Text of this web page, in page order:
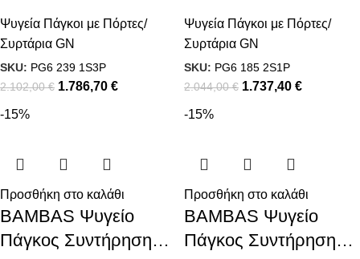
Συρταριέρα και 3
Πόρτες GN πλάτος
60εκ
Ψυγεία Πάγκοι με Πόρτες/
Συρτάρια GN
SKU: PG6 239 1S3P
2.102,00€ 1.786,70 €
Συρταριέρες και 1
Πόρτα GN πλάτος
60εκ
Ψυγεία Πάγκοι με Πόρτες/
Συρτάρια GN
SKU: PG6 185 2S1P
2.044,00€ 1.737,40 €
-15%
Προσθήκη στο καλάθι
BAMBAS Ψυγείο
Πάγκος Συντήρηση
-15%
Προσθήκη στο καλάθι
BAMBAS Ψυγείο
Πάγκος Συντήρηση